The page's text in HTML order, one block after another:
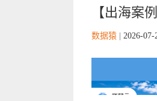
【出海案
数据猿 2026-07-